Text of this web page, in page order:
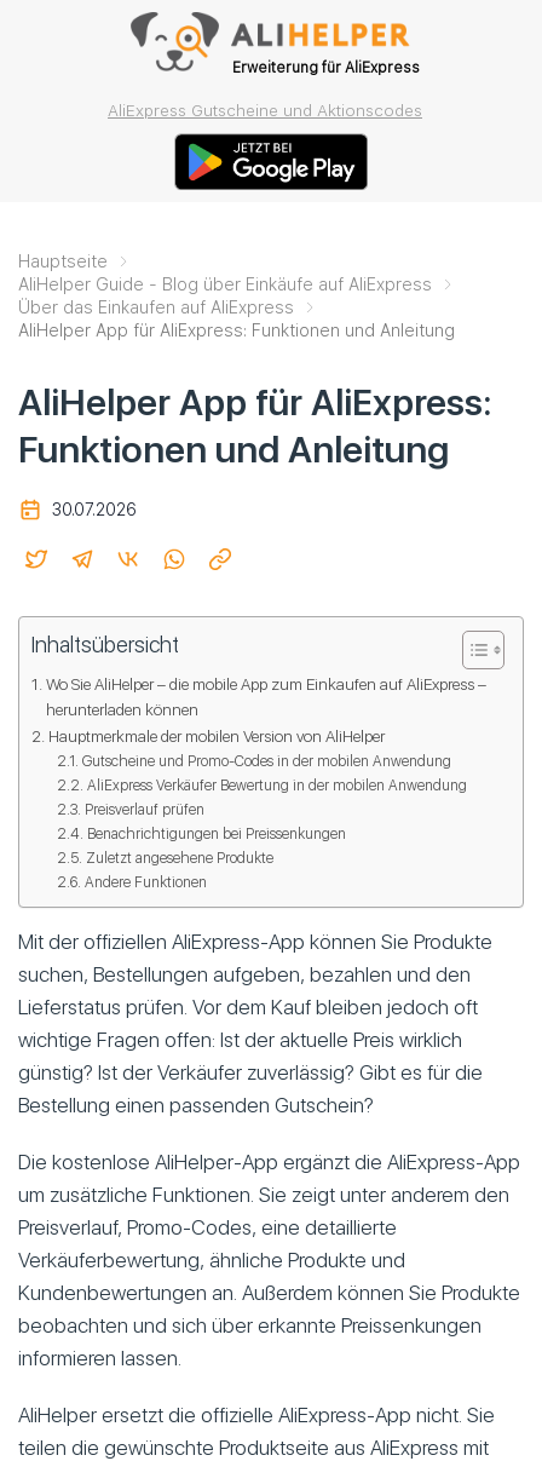
Erweiterung für AliExpress
AliExpress Gutscheine und Aktionscodes
Hauptseite
AliHelper Guide - Blog über Einkäufe auf AliExpress
Über das Einkaufen auf AliExpress
AliHelper App für AliExpress: Funktionen und Anleitung
AliHelper App für AliExpress:
Funktionen und Anleitung
30.07.2026
Inhaltsübersicht
Wo Sie AliHelper – die mobile App zum Einkaufen auf AliExpress –
herunterladen können
Hauptmerkmale der mobilen Version von AliHelper
Gutscheine und Promo-Codes in der mobilen Anwendung
AliExpress Verkäufer Bewertung in der mobilen Anwendung
Preisverlauf prüfen
Benachrichtigungen bei Preissenkungen
Zuletzt angesehene Produkte
Andere Funktionen
Mit der offiziellen AliExpress-App können Sie Produkte
suchen, Bestellungen aufgeben, bezahlen und den
Lieferstatus prüfen. Vor dem Kauf bleiben jedoch oft
wichtige Fragen offen: Ist der aktuelle Preis wirklich
günstig? Ist der Verkäufer zuverlässig? Gibt es für die
Bestellung einen passenden Gutschein?
Die kostenlose AliHelper-App ergänzt die AliExpress-App
um zusätzliche Funktionen. Sie zeigt unter anderem den
Preisverlauf, Promo-Codes, eine detaillierte
Verkäuferbewertung, ähnliche Produkte und
Kundenbewertungen an. Außerdem können Sie Produkte
beobachten und sich über erkannte Preissenkungen
informieren lassen.
AliHelper ersetzt die offizielle AliExpress-App nicht. Sie
teilen die gewünschte Produktseite aus AliExpress mit